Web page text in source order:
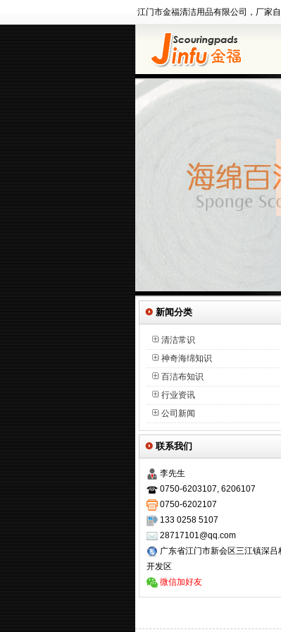
江门市金福清洁用品有限公司，厂家
新闻分类
清洁常识
神奇海绵知识
百洁布知识
行业资讯
公司新闻
联系我们
李先生
0750-6203107, 6206107
0750-6202107
133 0258 5107
28717101@qq.com
广东省江门市新会区三江镇深吕
开发区
微信加好友